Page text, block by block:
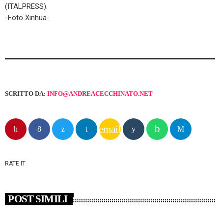
(ITALPRESS).
-Foto Xinhua-
SCRITTO DA: INFO@ANDREACECCHINATO.NET
email
RATE IT
POST SIMILI